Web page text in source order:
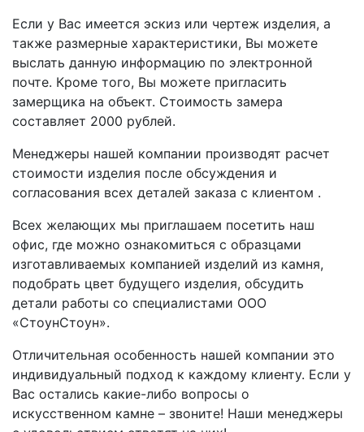
Если у Вас имеется эскиз или чертеж изделия, а
также размерные характеристики, Вы можете
выслать данную информацию по электронной
почте. Кроме того, Вы можете пригласить
замерщика на объект. Стоимость замера
составляет 2000 рублей.
Менеджеры нашей компании производят расчет
стоимости изделия после обсуждения и
согласования всех деталей заказа с клиентом .
Всех желающих мы приглашаем посетить наш
офис, где можно ознакомиться с образцами
изготавливаемых компанией изделий из камня,
подобрать цвет будущего изделия, обсудить
детали работы со специалистами ООО
«СтоунСтоун».
Отличительная особенность нашей компании это
индивидуальный подход к каждому клиенту. Если у
Вас остались какие-либо вопросы о
искусственном камне – звоните! Наши менеджеры